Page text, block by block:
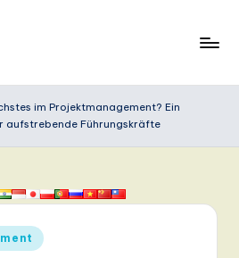
im Projektmanagement? Ein
aufstrebende Führungskräfte